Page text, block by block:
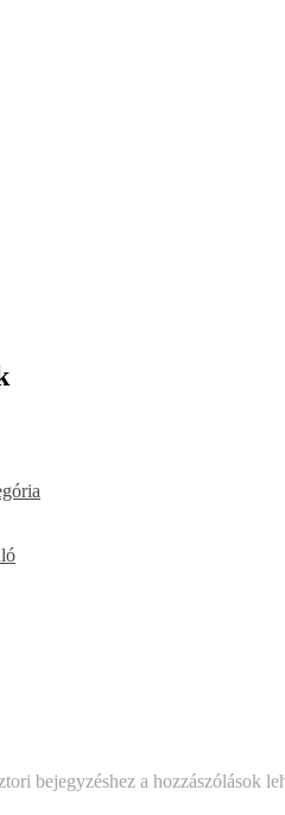
bejegyzéshez a hozzászólások